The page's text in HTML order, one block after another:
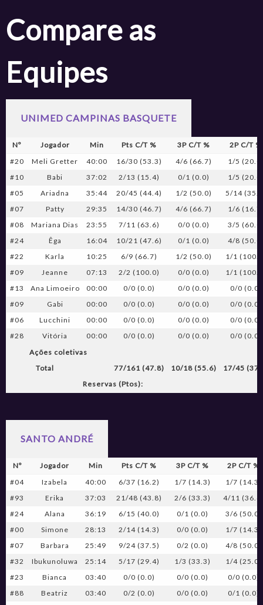
Compare as
Equipes
UNIMED CAMPINAS BASQUETE
Nº Jogador Min Pts C/T % 3P C/T %
2P C/T %
#20
Meli Gretter 40:00 16/30 (53.3) 4/6 (66.7)
1/5
#10
Babi 37:02 2/13 (15.4) 0/1 (0.0)
1/5
#05
Ariadna 35:44 20/45 (44.4) 1/2 (50.0)
5/14
#07
Patty 29:35 14/30 (46.7) 4/6 (66.7)
1/6
#08
Mariana Dias 23:55 7/11 (63.6) 0/0 (0.0)
3/5
#24
Êga 16:04 10/21 (47.6) 0/1 (0.0)
4/8
#22
Karla 10:25 6/9 (66.7) 1/2 (50.0)
1/1
#09
Jeanne 07:13 2/2 (100.0) 0/0 (0.0)
1/1
#13
Ana Limoeiro 00:00 0/0 (0.0) 0/0 (0.0)
0/0 (0.0)
#09
Gabi 00:00 0/0 (0.0) 0/0 (0.0)
0/0 (0.0)
#06
Lucchini 00:00 0/0 (0.0) 0/0 (0.0)
0/0 (0.0)
#28
Vitória 00:00 0/0 (0.0) 0/0 (0.0)
0/0 (0.0)
Ações coletivas
Total
77/161 (47.8) 10/18 (55.6)
17/45
Reservas (Ptos):
SANTO ANDRÉ
Nº Jogador Min Pts C/T % 3P C/T %
2P C/T %
#04
Izabela 40:00 6/37 (16.2) 1/7 (14.3)
1/7 (14.3)
#93
Erika 37:03 21/48 (43.8) 2/6 (33.3)
4/11
#24
Alana 36:19 6/15 (40.0) 0/1 (0.0)
3/6 (50.0)
#00
Simone 28:13 2/14 (14.3) 0/0 (0.0)
1/7 (14.3)
#07
Barbara 25:49 9/24 (37.5) 0/2 (0.0)
4/8 (50.0)
#32
Ibukunoluwa 25:14 5/17 (29.4) 1/3 (33.3)
1/4 (25.0)
#23
Bianca 03:40 0/0 (0.0) 0/0 (0.0)
0/0 (0.0)
#88
Beatriz 03:40 0/2 (0.0) 0/0 (0.0)
0/1 (0.0)